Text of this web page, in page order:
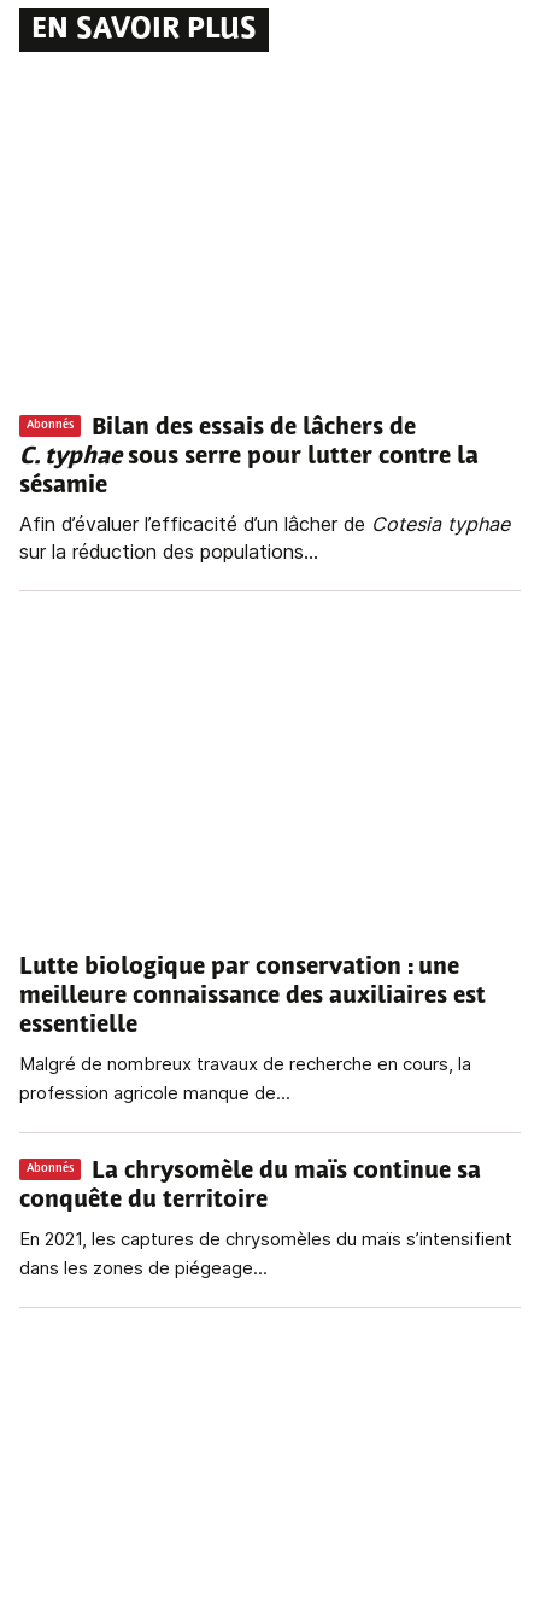
EN SAVOIR PLUS
Abonnés
Bilan des essais de lâchers de
C. typhae sous serre pour lutter contre la
sésamie
Afin d’évaluer l’efficacité d’un lâcher de Cotesia typhae
sur la réduction des populations...
Lutte biologique par conservation : une
meilleure connaissance des auxiliaires est
essentielle
Malgré de nombreux travaux de recherche en cours, la
profession agricole manque de...
Abonnés
La chrysomèle du maïs continue sa
conquête du territoire
En 2021, les captures de chrysomèles du maïs s’intensifient
dans les zones de piégeage...